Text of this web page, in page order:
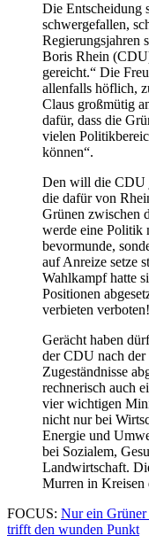
Die Entscheidung
schwergefallen,
Regierungsjahren
Boris Rhein
gereicht.“ Die
allenfalls höflich,
Claus großmütig
dafür, dass die
vielen
können“.
Den will die CDU
die dafür von
Grünen zwischen
werde eine Politik
bevormunde,
auf Anreize setze
Wahlkampf hatte
Positionen
verbieten
Gerächt haben
der CDU nach der
Zugeständnisse
rechnerisch auch
vier wichtigen
nicht nur bei
Energie und
bei Sozialem,
Landwirtschaft.
Murren in
FOCUS: Nur ein Grüner
trifft den wunden Punkt